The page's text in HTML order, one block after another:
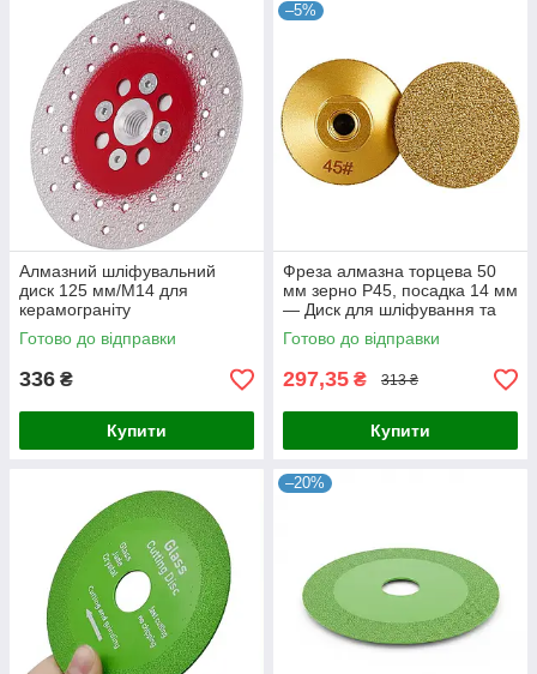
Алмазний шліфувальний
диск 125 мм/М14 для
керамограніту
Готово до відправки
336 ₴
Купити
–5%
Фреза алмазна торцева 50
мм зерно Р45, посадка 14 мм
— Диск для шліфування та
обробки каменю, мармуру,
граніту
Готово до відправки
297,35 ₴ 313 ₴
Купити
–20%